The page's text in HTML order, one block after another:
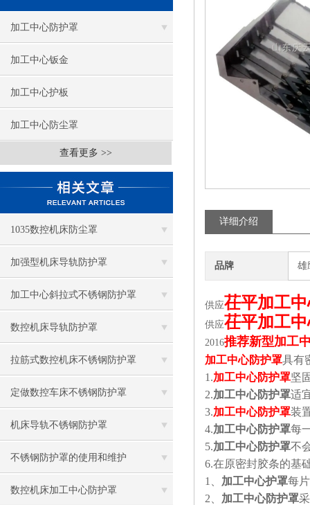
加工中心防护罩
加工中心钣金
加工中心护板
加工中心防尘罩
查看更多 >>
1035数控机床防尘罩
加强型机床导轨防护罩
加工中心斜拉式不锈钢防护罩
数控机床导轨防护罩
拉筋式数控机床不锈钢防护罩
定做数控车床不锈钢防护罩
机床导轨不锈钢防护罩
不锈钢防护罩的使用和维护
数控机床加工中心防护罩
详细介绍
品牌 雄
供应茌平加工
供应茌平加工
2016推荐新型加工
加工中心防护罩具有
1.加工中心防护罩坚
2.加工中心防护罩适
3.加工中心防护罩装
4.加工中心防护罩每
5.加工中心防护罩不
6.在原密封胶条的基
1
加工中心护罩每
2
加工中心防护罩